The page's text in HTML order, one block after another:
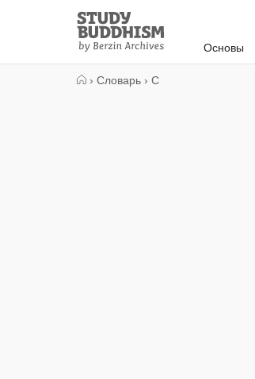
Study
Buddhism
Home
Основы
› Словарь › С